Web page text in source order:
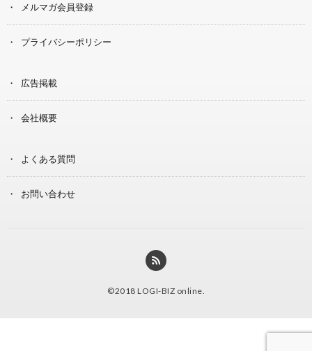
メルマガ会員登録
プライバシーポリシー
広告掲載
会社概要
よくある質問
お問い合わせ
©2018 LOGI-BIZ online